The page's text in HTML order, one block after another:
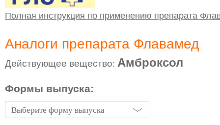
Полная инструкция по применению препарата
Аналоги препарата Флавамед
Действующее вещество: Амброксол
Формы выпуска:
Выберите форму выпуска